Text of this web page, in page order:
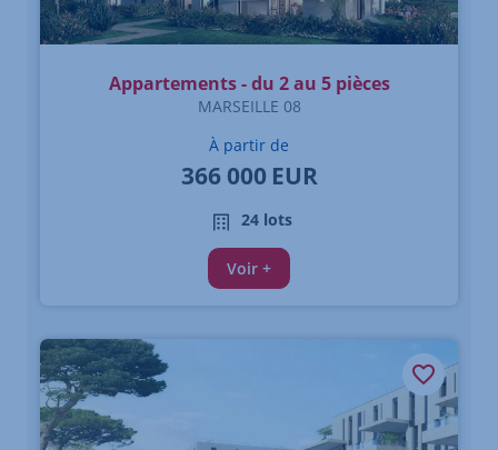
Appartements - du 2 au 5 pièces
MARSEILLE 08
À partir de
366 000 EUR
24 lots
Voir +